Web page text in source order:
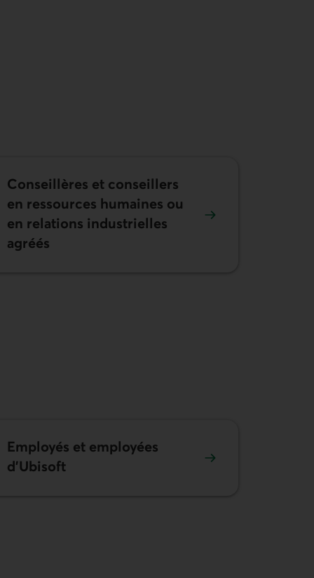
Conseillères et conseillers
en ressources humaines ou
en relations industrielles
agréés
Employés et employées
d’Ubisoft